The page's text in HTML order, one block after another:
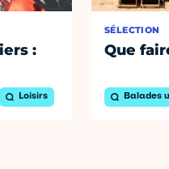
:
Loisirs
SÉLECTION
Que
Balades